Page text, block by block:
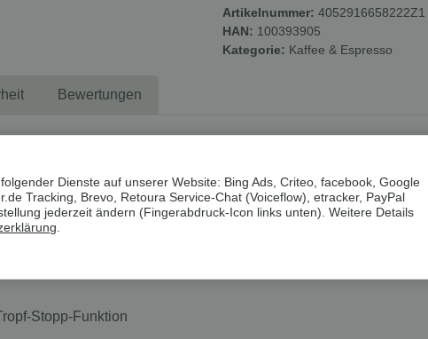
Artikelnummer: 4052916658222Z1
HAN: 100393905
Kategorie: Kaffee & Espresso
Bewertungen
Wenn immer es möglich ist, versenden wir Ihre Bestellung im
1973«, mit Tropf-Stopp-Funktion
Stopp-Funktion
Dienste auf unserer Website: Bing Ads, Criteo, facebook, Google
Tracking, Brevo, Retoura Service-Chat (Voiceflow), etracker, PayPal
jederzeit ändern (Fingerabdruck-Icon links unten). Weitere Details